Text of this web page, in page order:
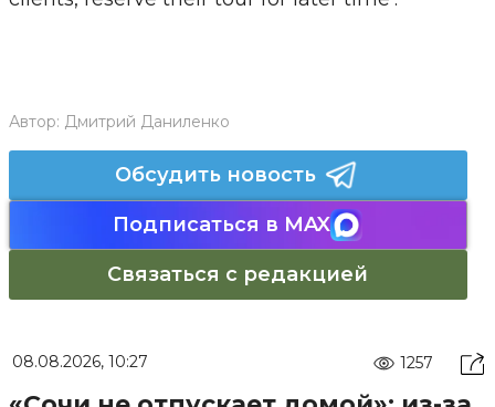
Автор: Дмитрий Даниленко
Обсудить новость
Подписаться в MAX
Связаться с редакцией
08.08.2026, 10:27 1257